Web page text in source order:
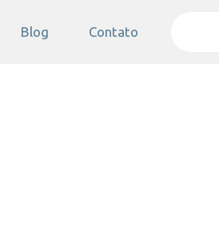
Blog Contato